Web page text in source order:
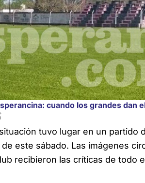
cuando los grandes dan
tuvo lugar en un partido
este sábado. Las imágenes
recibieron las críticas de todo